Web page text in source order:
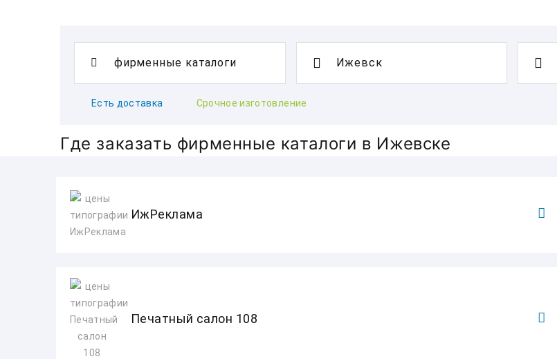
Есть доставка Срочное изготовление
Где заказать фирменные каталоги в Ижевске
ИжРеклама
Печатный салон 108